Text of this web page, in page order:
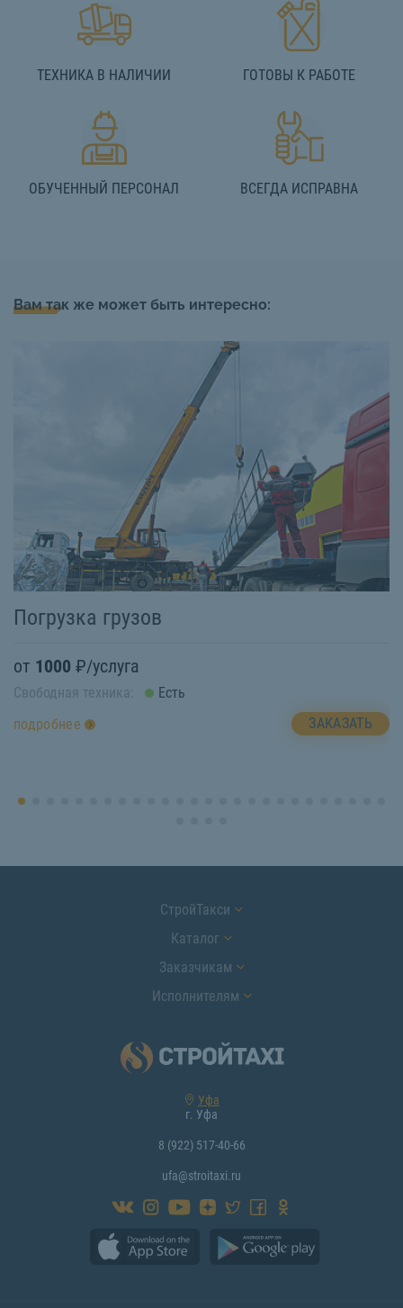
ТЕХНИКА В НАЛИЧИИ ГОТОВЫ К РАБОТЕ
ОБУЧЕННЫЙ ПЕРСОНАЛ ВСЕГДА ИСПРАВНА
Вам так же может быть интересно:
Погрузка грузов
от 1000 ₽/услуга
Свободная техника:
Есть
подробнее
ЗАКАЗАТЬ
СтройТакси
Каталог
Заказчикам
Исполнителям
Уфа
г. Уфа
8 (922) 517-40-66
ufa@stroitaxi.ru